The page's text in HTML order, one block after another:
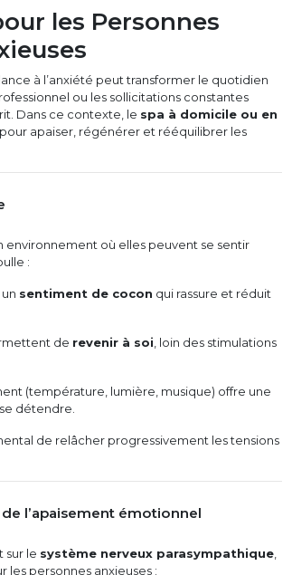
les Personnes
à l’anxiété peut transformer le quotidien
ou les sollicitations constantes
Dans ce contexte, le spa à domicile ou en
apaiser, régénérer et rééquilibrer les
environnement où elles peuvent se sentir
:
sentiment de cocon qui rassure et réduit
de revenir à soi , loin des stimulations
(température, lumière, musique) offre une
détendre.
de relâcher progressivement les tensions
l’apaisement émotionnel
sur le système nerveux parasympathique
les personnes anxieuses :